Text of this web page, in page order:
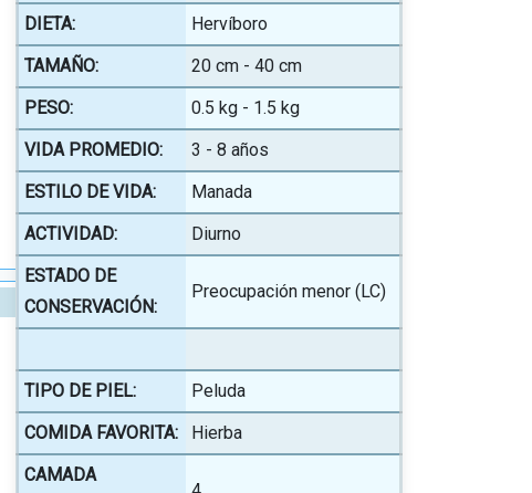
DIETA:
Hervíboro
TAMAÑO:
20 cm - 40 cm
PESO:
0.5 kg - 1.5 kg
VIDA PROMEDIO:
3 - 8 años
ESTILO DE VIDA:
Manada
ACTIVIDAD:
Diurno
ESTADO DE
CONSERVACIÓN:
Preocupación menor (LC)
TIPO DE PIEL:
Peluda
COMIDA FAVORITA:
Hierba
CAMADA